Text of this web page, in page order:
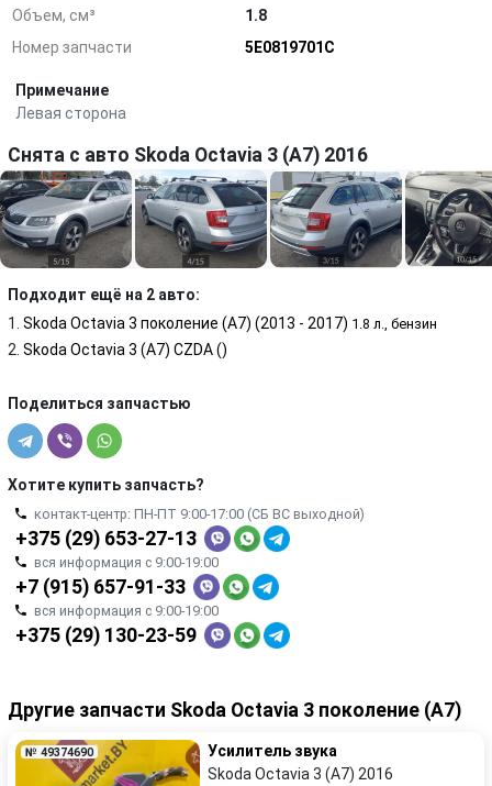
Объем, см³
1.8
Номер запчасти
5E0819701C
Примечание
Левая сторона
Снята с авто Skoda Octavia 3 (A7) 2016
Подходит ещё на 2 авто:
Skoda Octavia 3 поколение (A7) (2013 - 2017) 1.8 л., бензин
Skoda Octavia 3 (A7) CZDA ()
Поделиться запчастью
Хотите купить запчасть?
контакт-центр: ПН-ПТ 9:00-17:00 (СБ ВС выходной)
+375 (29) 653-27-13
вся информация с 9:00-19:00
+7 (915) 657-91-33
вся информация с 9:00-19:00
+375 (29) 130-23-59
Другие запчасти Skoda Octavia 3 поколение (A7)
№ 49374690
Усилитель звука
Skoda Octavia 3 (A7) 2016